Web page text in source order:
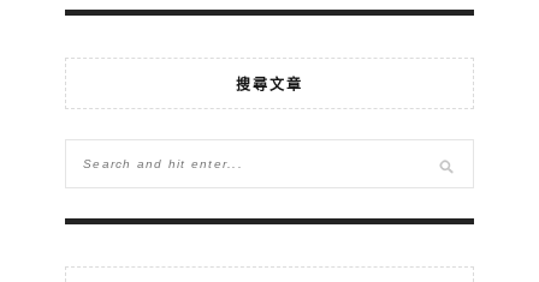
搜尋文章